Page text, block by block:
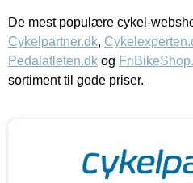
De mest populære cykel-
Cykelpartner.dk,
Pedalatleten.dk og
sortiment til gode priser.